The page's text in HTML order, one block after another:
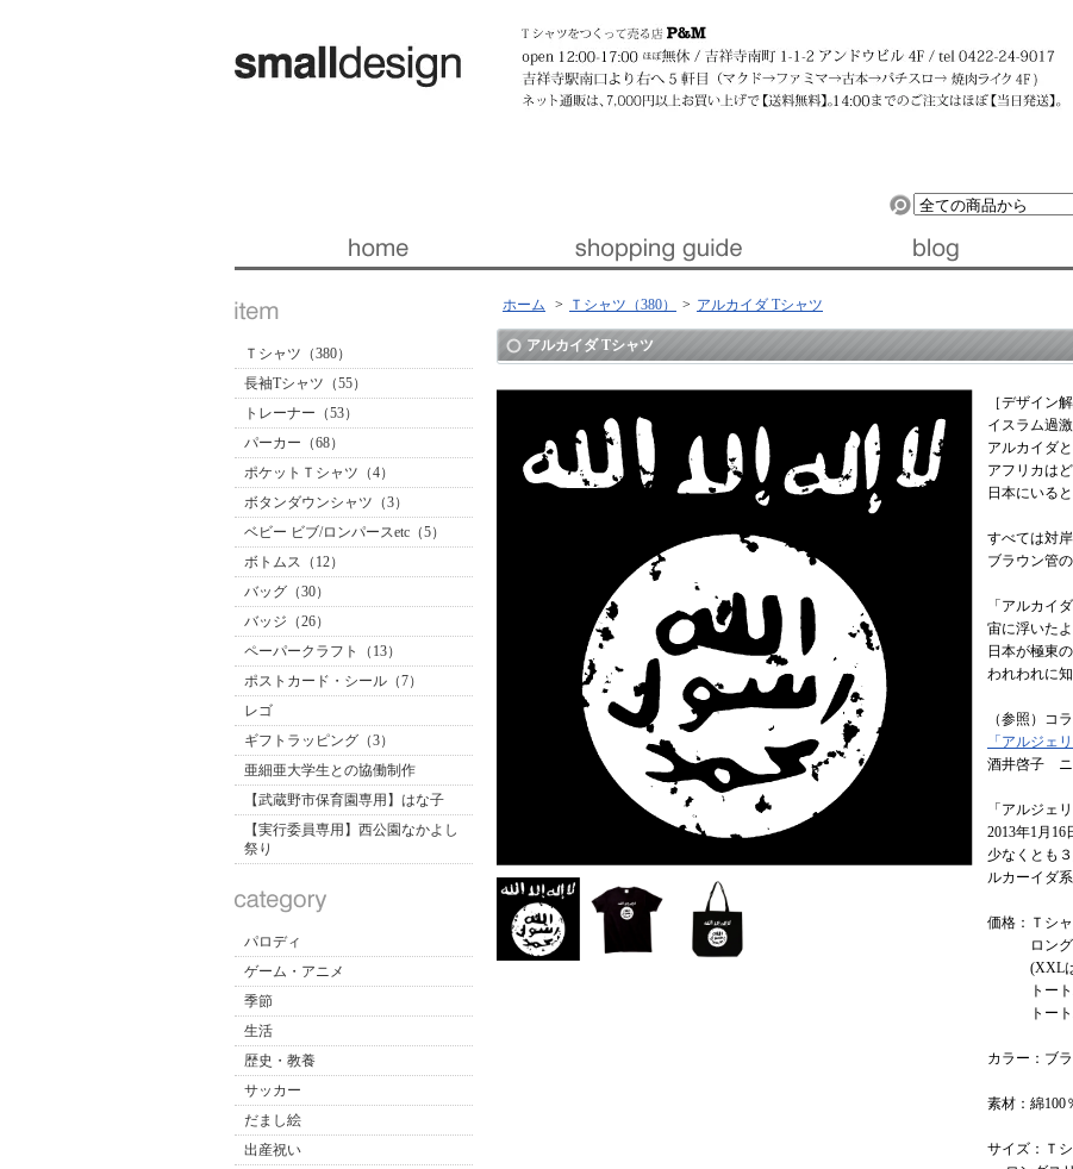
Ｔシャツ（380）
長袖Tシャツ（55）
トレーナー（53）
パーカー（68）
ポケットＴシャツ（4）
ボタンダウンシャツ（3）
ベビー ビブ/ロンパースetc（5）
ボトムス（12）
バッグ（30）
バッジ（26）
ペーパークラフト（13）
ポストカード・シール（7）
レゴ
ギフトラッピング（3）
亜細亜大学生との協働制作
【武蔵野市保育園専用】はな子
【実行委員専用】西公園なかよし
祭り
パロディ
ゲーム・アニメ
季節
生活
歴史・教養
サッカー
だまし絵
出産祝い
ホーム > Ｔシャツ（380） > アルカイダ Tシャツ
アルカイダ Tシャツ
［デザイン解
イスラム過
アルカイダ
アフリカは
日本にいる
すべては対
ブラウン管
「アルカイ
宙に浮いた
日本が極東
われわれに知
（参照）コ
「アルジェ
酒井啓子 ニ
「アルジェ
2013年1月
少なくとも
ルカーイダ
価格：Ｔシ
ロングス
(XXLは
トートバ
トートバ
カラー：ブ
素材：綿100
サイズ：Ｔ